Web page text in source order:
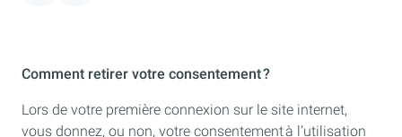
Comment retirer votre consentement ?
Lors de votre première connexion sur le site internet,
vous donnez, ou non, votre consentement à l’utilisation